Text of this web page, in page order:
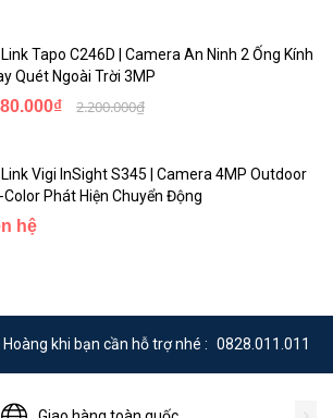
Linh Hoạt
Tapo C246D | Camera An Ninh 2 Ống Kính
Quét Ngoài Trời 3MP
2.200.000₫
Vigi InSight S345 | Camera 4MP Outdoor
Color Phát Hiện Chuyển Động
hệ
khi bạn cần hỗ trợ nhé : 0828.011.011